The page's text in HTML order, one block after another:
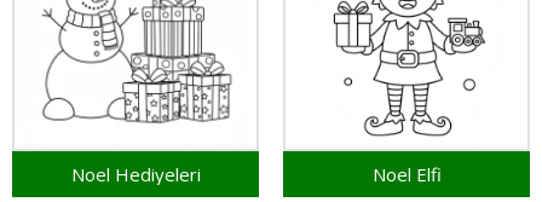
Noel Hediyeleri Noel Elfi